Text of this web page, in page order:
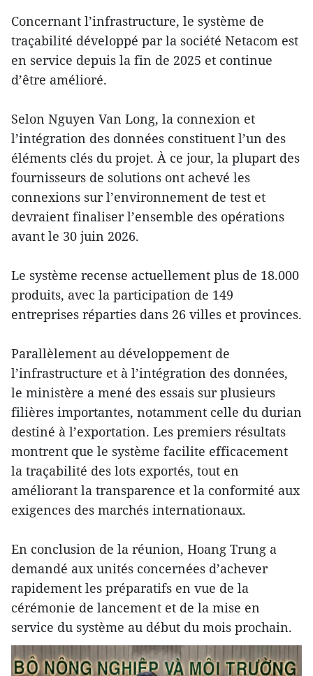
Concernant l’infrastructure, le système de
traçabilité développé par la société Netacom est
en service depuis la fin de 2025 et continue
d’être amélioré.
Selon Nguyen Van Long, la connexion et
l’intégration des données constituent l’un des
éléments clés du projet. À ce jour, la plupart des
fournisseurs de solutions ont achevé les
connexions sur l’environnement de test et
devraient finaliser l’ensemble des opérations
avant le 30 juin 2026.
Le système recense actuellement plus de 18.000
produits, avec la participation de 149
entreprises réparties dans 26 villes et provinces.
Parallèlement au développement de
l’infrastructure et à l’intégration des données,
le ministère a mené des essais sur plusieurs
filières importantes, notamment celle du durian
destiné à l’exportation. Les premiers résultats
montrent que le système facilite efficacement
la traçabilité des lots exportés, tout en
améliorant la transparence et la conformité aux
exigences des marchés internationaux.
En conclusion de la réunion, Hoang Trung a
demandé aux unités concernées d’achever
rapidement les préparatifs en vue de la
cérémonie de lancement et de la mise en
service du système au début du mois prochain.